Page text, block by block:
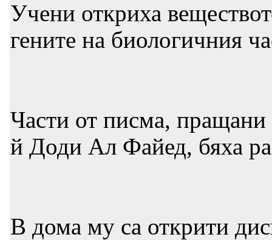
Учени откриха
гените на биологичния
Части от писма,
й Доди Ал Файед, бяха
В дома му са открити